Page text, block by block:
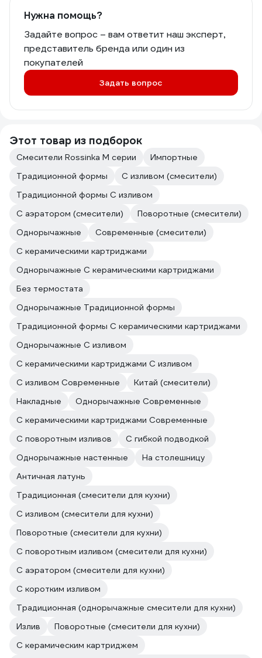
Нужна помощь?
Задайте вопрос – вам ответит наш эксперт,
представитель бренда или один из
покупателей
Задать вопрос
Этот товар из подборок
Смесители Rossinka M серии
Импортные
Традиционной формы
С изливом (смесители)
Традиционной формы С изливом
С аэратором (смесители)
Поворотные (смесители)
Однорычажные
Современные (смесители)
С керамическими картриджами
Однорычажные С керамическими картриджами
Без термостата
Однорычажные Традиционной формы
Традиционной формы С керамическими картриджами
Однорычажные С изливом
С керамическими картриджами С изливом
С изливом Современные
Китай (смесители)
Накладные
Однорычажные Современные
С керамическими картриджами Современные
С поворотным изливов
С гибкой подводкой
Однорычажные настенные
На столешницу
Античная латунь
Традиционная (смесители для кухни)
С изливом (смесители для кухни)
Поворотные (смесители для кухни)
С поворотным изливом (смесители для кухни)
С аэратором (смесители для кухни)
С коротким изливом
Традиционная (однорычажные смесители для кухни)
Излив
Поворотные (смесители для кухни)
С керамическим картриджем